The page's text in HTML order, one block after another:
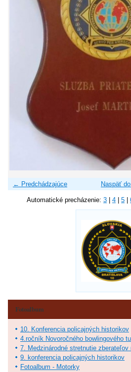
← Predchádzajúce Naspäť
Automatické precházenie: 3 4 5
Fotoalbum
10. Konferencia policajných historikov
4.ročník Novoročného bowlingového
7. Medzinárodné stretnutie
9. konferencia policajných historikov
Fotoalbum - Motorky